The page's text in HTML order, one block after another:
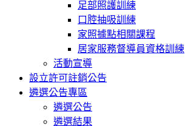
足部照護訓練
口腔抽吸訓練
家照據點相關課程
居家服務督導員資格訓練
活動宣導
設立許可註銷公告
遴選公告專區
遴選公告
遴選結果